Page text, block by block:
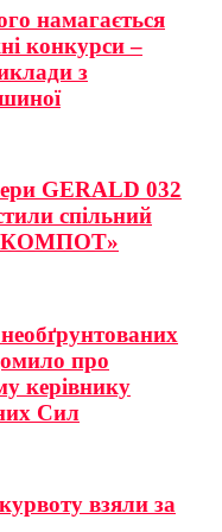
намагається
конкурси –
з
GERALD 032
спільний
«КОМПОТ»
про
керівнику
Сил
взяли за